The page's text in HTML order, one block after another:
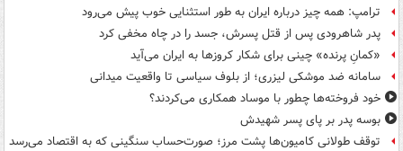
ترامپ: همه چیز درباره ایران به طور استثنایی خوب پیش می‌رود
پدر شاهرودی پس از قتل پسرش، جسد را در چاه مخفی کرد
«کمانِ پرنده» چینی برای شکار کروزها به ایران می‌آید
سامانه ضد موشکی لیزری؛ از بلوف سیاسی تا واقعیت میدانی
خود فروخته‌ها چطور با موساد همکاری می‌کردند؟
بوسه‌ پدر بر پای پسر شهیدش
توقف طولانی کامیون‌ها پشت مرز؛ صورت‌حساب سنگینی که به اقتصاد می‌رسد